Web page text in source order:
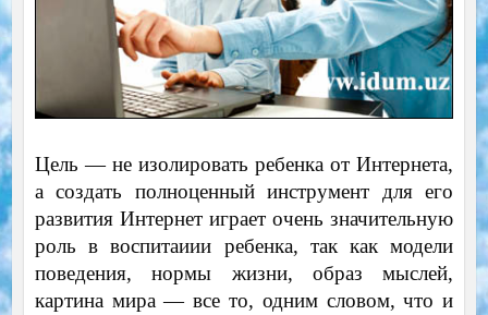
Цель — не изолировать ребенка от Интернета,
а создать полноценный инструмент для его
развития Интернет играет очень значительную
роль в воспитаиии ребенка, так как модели
поведения, нормы жизни, образ мыслей,
картина мира — все то, одним словом, что и